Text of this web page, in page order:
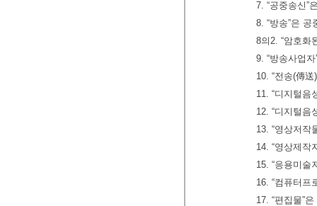
7. “공중송신”
8. “방송”은
8의2. “암호화
9. “방송사업
10. “전송(傳
11. “디지털
12. “디지털음
13. “영상저
14. “영상제작
15. “응용미
16. “컴퓨터프
17. “편집물”